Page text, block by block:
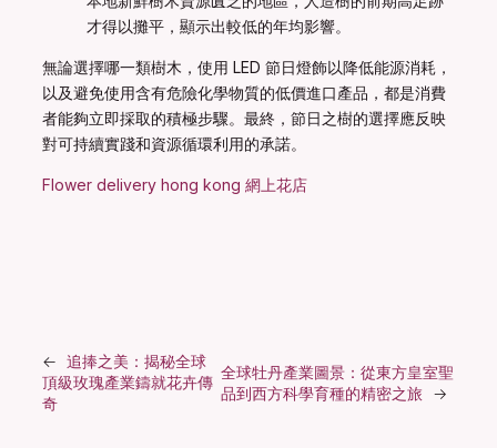
才得以攤平，顯示出較低的年均影響。
無論選擇哪一類樹木，使用 LED 節日燈飾以降低能源消耗，
以及避免使用含有危險化學物質的低價進口產品，都是消費
者能夠立即採取的積極步驟。最終，節日之樹的選擇應反映
對可持續實踐和資源循環利用的承諾。
Flower delivery hong kong 網上花店
← 追捧之美：揭秘全球
頂級玫瑰產業鑄就花卉傳
奇
全球牡丹產業圖景：從東方皇室聖
品到西方科學育種的精密之旅
→